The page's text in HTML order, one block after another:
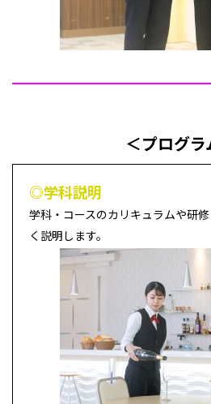
＜プログラ
◎学科説明
学科・コースのカリキュラムや研
く説明します。